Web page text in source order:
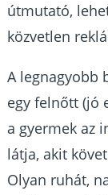
útmutató,
közvetlen
A legnagyobb
egy felnőtt (jó
a gyermek az
látja, akit
Olyan ruhát,